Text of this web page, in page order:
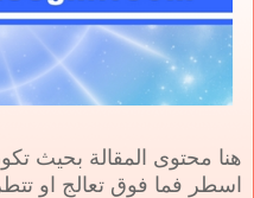
هنا محتوى المقالة بحيث
اسطر فما فوق تعالج او